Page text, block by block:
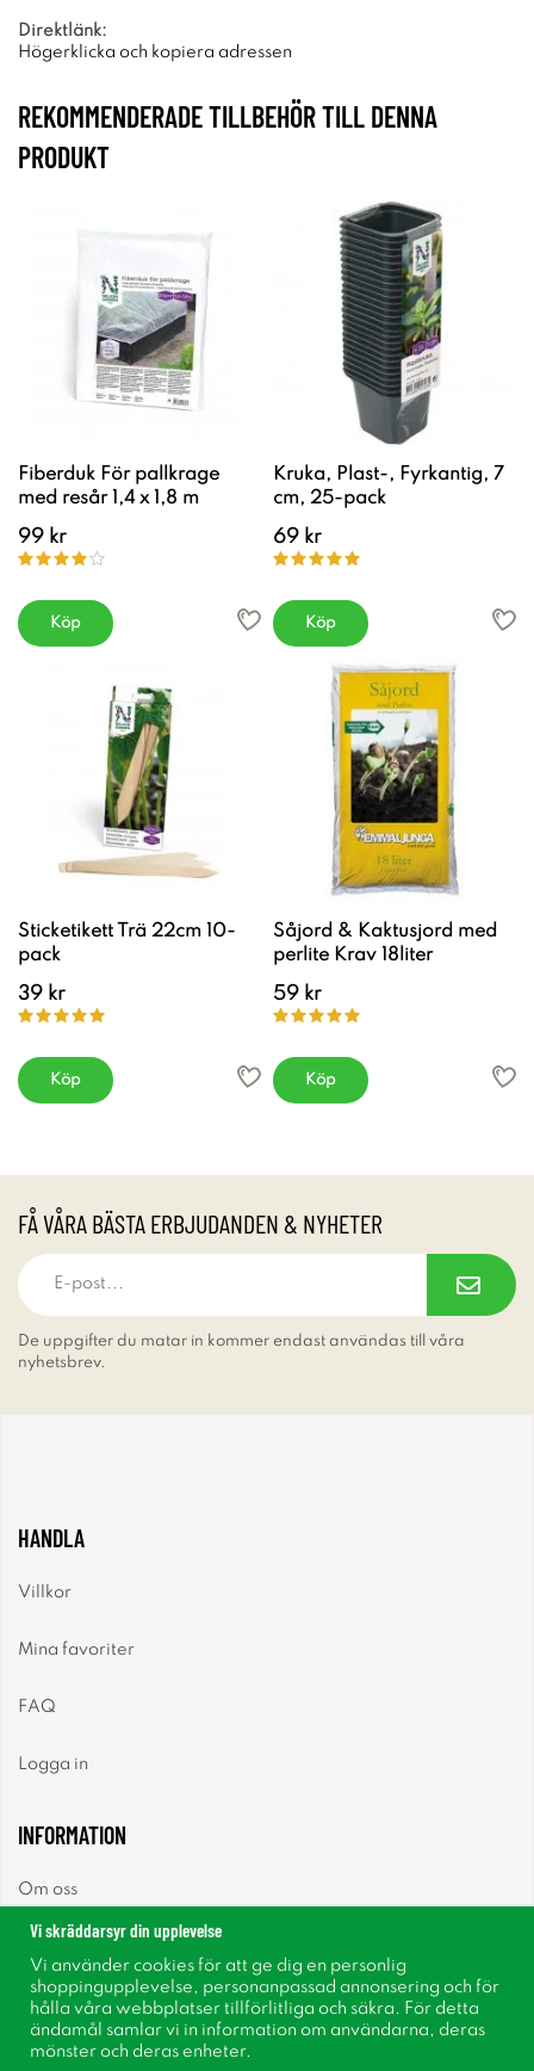
Direktlänk:
Högerklicka och kopiera adressen
REKOMMENDERADE TILLBEHÖR TILL DENNA
PRODUKT
Fiberduk För pallkrage
med resår 1,4 x 1,8 m
99 kr
Köp
Kruka, Plast-, Fyrkantig, 7
cm, 25-pack
69 kr
Köp
Sticketikett Trä 22cm 10-
pack
39 kr
Köp
Såjord & Kaktusjord med
perlite Krav 18liter
59 kr
Köp
FÅ VÅRA BÄSTA ERBJUDANDEN & NYHETER
De uppgifter du matar in kommer endast användas till våra
nyhetsbrev.
HANDLA
Villkor
Mina favoriter
FAQ
Logga in
INFORMATION
Om oss
Nyhetsbrev
Om cookies
Vi skräddarsyr din upplevelse
Vi använder cookies för att ge dig en personlig
shoppingupplevelse, personanpassad annonsering och för
hålla våra webbplatser tillförlitliga och säkra. För detta
ändamål samlar vi in information om användarna, deras
mönster och deras enheter.